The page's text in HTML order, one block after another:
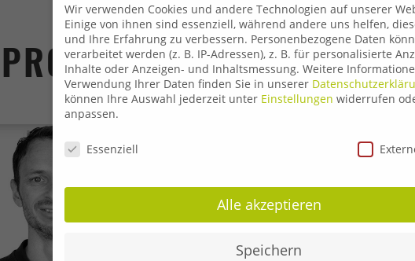
PROPHYSIO-TEAM IN
Physiotherapeut,
Geschäftsführung
Wir verwenden Cookies und andere Technologien auf unserer
Einige von ihnen sind essenziell, während andere uns helfen,
und Ihre Erfahrung zu verbessern. Personenbezogene Daten
verarbeitet werden (z. B. IP-Adressen), z. B. für personalisierte
Inhalte oder Anzeigen- und Inhaltsmessung. Weitere
Verwendung Ihrer Daten finden Sie in unserer
können Ihre Auswahl jederzeit unter Einstellungen widerrufen
anpassen.
Datenschutzeinstellungen
Essenziell
Alle akzeptieren
Speichern